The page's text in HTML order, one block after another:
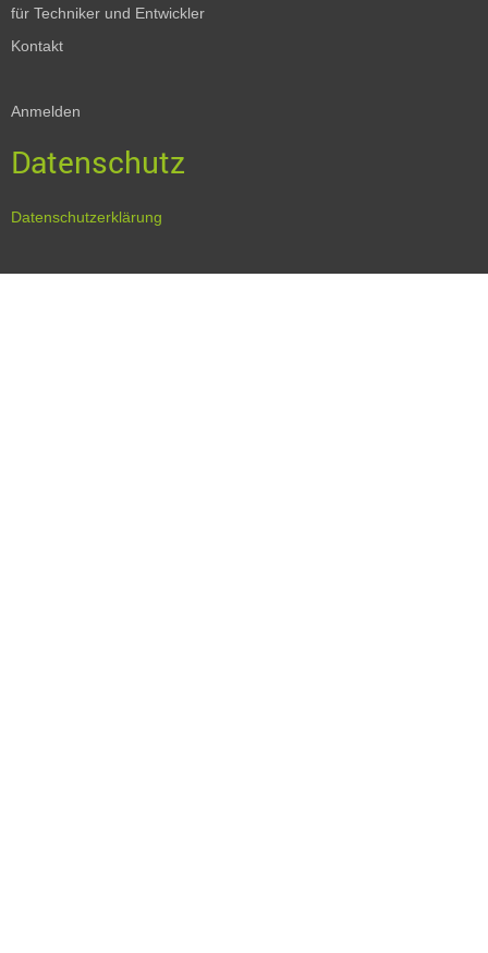
für Techniker und Entwickler
Kontakt
Anmelden
Datenschutz
Datenschutzerklärung